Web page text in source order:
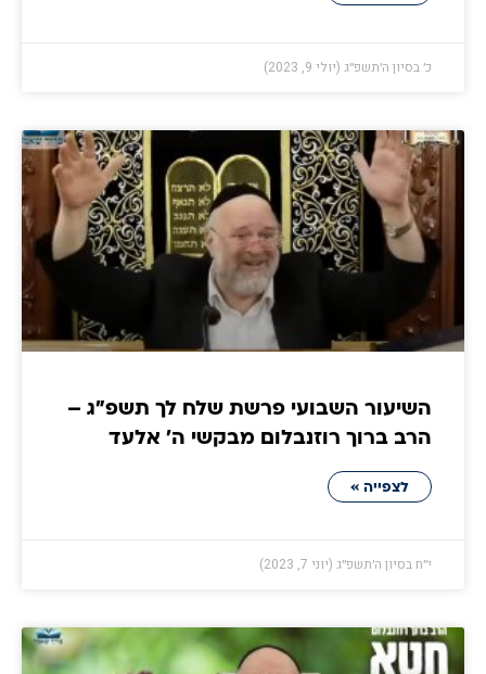
כ׳ בסיון ה׳תשפ״ג (יולי 9, 2023)
השיעור השבועי פרשת שלח לך תשפ"ג –
הרב ברוך רוזנבלום מבקשי ה' אלעד
לצפייה »
י״ח בסיון ה׳תשפ״ג (יוני 7, 2023)